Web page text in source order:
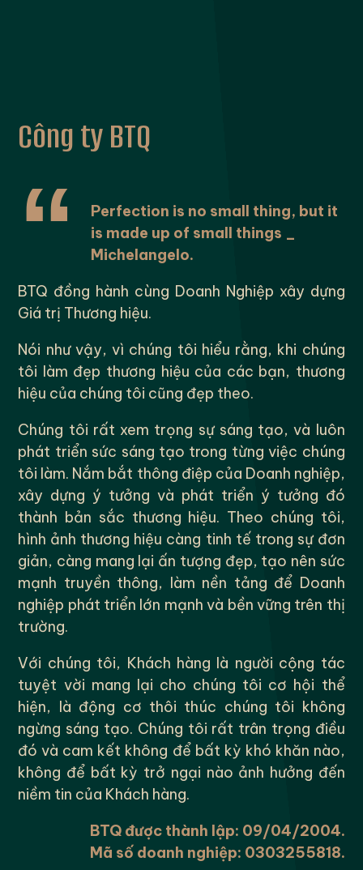
Công ty BTQ
Perfection is no small thing, but it
is made up of small things _
Michelangelo.
BTQ đồng hành cùng Doanh Nghiệp xây dựng
Giá trị Thương hiệu.
Nói như vậy, vì chúng tôi hiểu rằng, khi chúng
tôi làm đẹp thương hiệu của các bạn, thương
hiệu của chúng tôi cũng đẹp theo.
Chúng tôi rất xem trọng sự sáng tạo, và luôn
phát triển sức sáng tạo trong từng việc chúng
tôi làm. Nắm bắt thông điệp của Doanh nghiệp,
xây dựng ý tưởng và phát triển ý tưởng đó
thành bản sắc thương hiệu. Theo chúng tôi,
hình ảnh thương hiệu càng tinh tế trong sự đơn
giản, càng mang lại ấn tượng đẹp, tạo nên sức
mạnh truyền thông, làm nền tảng để Doanh
nghiệp phát triển lớn mạnh và bền vững trên thị
trường.
Với chúng tôi, Khách hàng là người cộng tác
tuyệt vời mang lại cho chúng tôi cơ hội thể
hiện, là động cơ thôi thúc chúng tôi không
ngừng sáng tạo. Chúng tôi rất trân trọng điều
đó và cam kết không để bất kỳ khó khăn nào,
không để bất kỳ trở ngại nào ảnh hưởng đến
niềm tin của Khách hàng.
BTQ được thành lập: 09/04/2004.
Mã số doanh nghiệp: 0303255818.